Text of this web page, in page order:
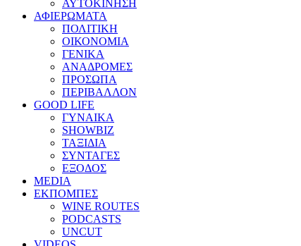
ΑΥΤΟΚΙΝΗΣΗ
ΑΦΙΕΡΩΜΑΤΑ
ΠΟΛΙΤΙΚΗ
ΟΙΚΟΝΟΜΙΑ
ΓΕΝΙΚΑ
ΑΝΑΔΡΟΜΕΣ
ΠΡΟΣΩΠΑ
ΠΕΡΙΒΑΛΛΟΝ
GOOD LIFE
ΓΥΝΑΙΚΑ
SHOWBIZ
ΤΑΞΙΔΙΑ
ΣΥΝΤΑΓΕΣ
ΕΞΟΔΟΣ
MEDIA
ΕΚΠΟΜΠΕΣ
WINE ROUTES
PODCASTS
UNCUT